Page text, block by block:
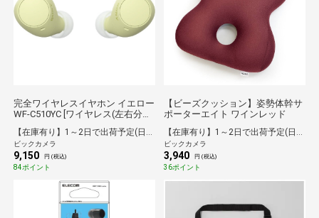
完全ワイヤレスイヤホン イエロー
WF-C510YC [ワイヤレス(左右分
【在庫有り】1～2日で出荷予定(日付指定可)
ビックカメラ
9,150 円 (税込)
84ポイント
【ビーズクッション】姿勢体幹サ
ポーターエイト ワインレッド
【在庫有り】1～2日で出荷予定(日付指定可)
ビックカメラ
3,940 円 (税込)
36ポイント